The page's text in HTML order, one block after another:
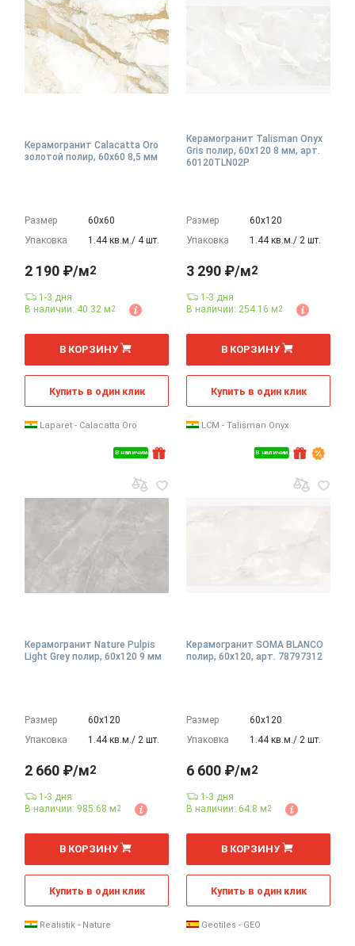
Керамогранит Calacatta Oro
золотой полир, 60x60 8,5 мм
Размер
60х60
Упаковка
1.44 кв.м./ 4 шт.
В наличии
2 190 ₽/м2
1-3 дня
В наличии: 40.32 м2
м
В КОРЗИНУ
Купить в один клик
Laparet - Calacatta Oro
Керамогранит Talisman Onyx
Gris полир, 60x120 8 мм, арт.
60120TLN02P
Размер
60х120
Упаковка
1.44 кв.м./ 2 шт.
В наличии
3 290 ₽/м2
1-3 дня
В наличии: 254.16 м2
м
В КОРЗИНУ
Купить в один клик
LCM - Talisman Onyx
Керамогранит Nature Pulpis
Light Grey полир, 60x120 9 мм
Размер
60х120
Упаковка
1.44 кв.м./ 2 шт.
2 660 ₽/м2
1-3 дня
В наличии: 985.68 м2
м
В КОРЗИНУ
Купить в один клик
Realistik - Nature
Керамогранит SOMA BLANCO
полир, 60x120, арт. 78797312
Размер
60х120
Упаковка
1.44 кв.м./ 2 шт.
6 600 ₽/м2
1-3 дня
В наличии: 64.8 м2
м
В КОРЗИНУ
Купить в один клик
Geotiles - GEO